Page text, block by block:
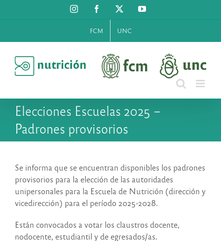
al
InstagramFacebook YouTube
FCM UNC
Elecciones Escuelas 2025 –
Padrones provisorios
Se informa que se encuentran disponibles los padrones
provisorios para la elección de las autoridades
unipersonales para la Escuela de Nutrición (dirección y
vicedirección) para el período 2025-2028.
Están convocados a votar los claustros docente,
nodocente, estudiantil y de egresados/as.